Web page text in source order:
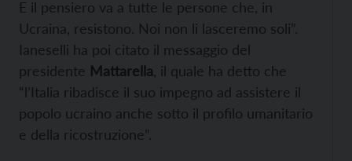
E il pensiero va a tutte le persone che, in
Ucraina, resistono. Noi non li lasceremo soli”.
Ianeselli ha poi citato il messaggio del
presidente Mattarella , il quale ha detto che
“l’Italia ribadisce il suo impegno ad assistere il
popolo ucraino anche sotto il profilo umanitario
e della ricostruzione”.